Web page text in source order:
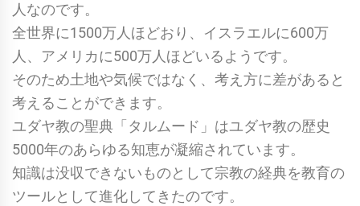
人なのです。
全世界に1500万人ほどおり、イスラエルに600万
人、アメリカに500万人ほどいるようです。
そのため土地や気候ではなく、考え方に差があると
考えることができます。
ユダヤ教の聖典「タルムード」はユダヤ教の歴史
5000年のあらゆる知恵が凝縮されています。
知識は没収できないものとして宗教の経典を教育の
ツールとして進化してきたのです。